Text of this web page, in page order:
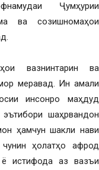
Ҷумҳурии
ва созишномаҳои
вазнинтарин ва
меравад. Ин амали
инсонро маҳдуд
шаҳрвандон
ҳамчун шакли нави
ҳолатҳо афрод
ё истифода аз вазъи